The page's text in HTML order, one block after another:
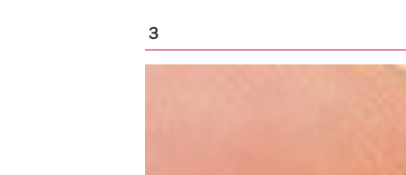
３